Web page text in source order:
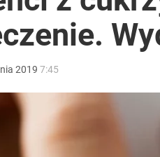
2019 7:45